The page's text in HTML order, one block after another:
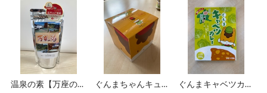
温泉の素【万座の
ぐんまちゃんキュー
ぐんまキャベツカレ